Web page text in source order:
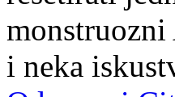
i neka